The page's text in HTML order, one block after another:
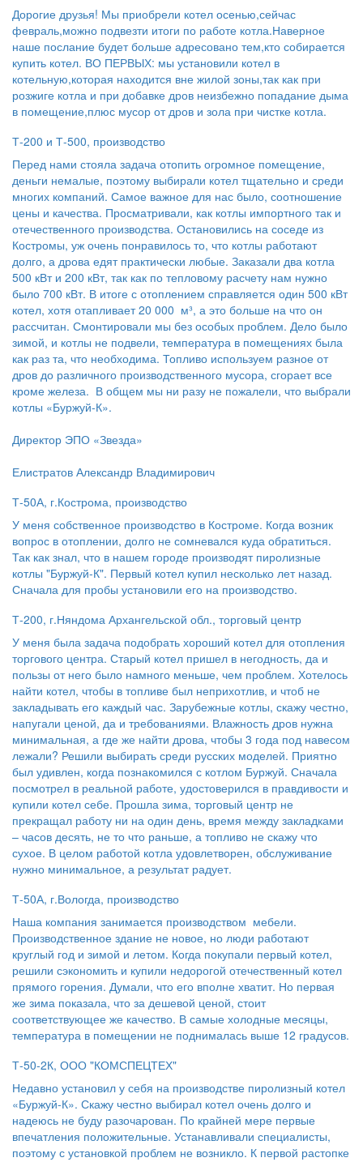
Дорогие друзья! Мы приобрели котел осенью,сейчас
февраль,можно подвезти итоги по работе котла.Наверное
наше послание будет больше адресовано тем,кто собирается
купить котел. ВО ПЕРВЫХ: мы установили котел в
котельную,которая находится вне жилой зоны,так как при
розжиге котла и при добавке дров неизбежно попадание дыма
в помещение,плюс мусор от дров и зола при чистке котла.
Т-200 и Т-500, производство
Перед нами стояла задача отопить огромное помещение,
деньги немалые, поэтому выбирали котел тщательно и среди
многих компаний. Самое важное для нас было, соотношение
цены и качества. Просматривали, как котлы импортного так и
отечественного производства. Остановились на соседе из
Костромы, уж очень понравилось то, что котлы работают
долго, а дрова едят практически любые. Заказали два котла
500 кВт и 200 кВт, так как по тепловому расчету нам нужно
было 700 кВт. В итоге с отоплением справляется один 500 кВт
котел, хотя отапливает 20 000 м³, а это больше на что он
рассчитан. Смонтировали мы без особых проблем. Дело было
зимой, и котлы не подвели, температура в помещениях была
как раз та, что необходима. Топливо используем разное от
дров до различного производственного мусора, сгорает все
кроме железа. В общем мы ни разу не пожалели, что выбрали
котлы «Буржуй-К».
Директор ЭПО «Звезда»
Елистратов Александр Владимирович
Т-50А, г.Кострома, производство
У меня собственное производство в Костроме. Когда возник
вопрос в отоплении, долго не сомневался куда обратиться.
Так как знал, что в нашем городе производят пиролизные
котлы "Буржуй-К". Первый котел купил несколько лет назад.
Сначала для пробы установили его на производство.
Т-200, г.Няндома Архангельской обл., торговый центр
У меня была задача подобрать хороший котел для отопления
торгового центра. Старый котел пришел в негодность, да и
пользы от него было намного меньше, чем проблем. Хотелось
найти котел, чтобы в топливе был неприхотлив, и чтоб не
закладывать его каждый час. Зарубежные котлы, скажу честно,
напугали ценой, да и требованиями. Влажность дров нужна
минимальная, а где же найти дрова, чтобы 3 года под навесом
лежали? Решили выбирать среди русских моделей. Приятно
был удивлен, когда познакомился с котлом Буржуй. Сначала
посмотрел в реальной работе, удостоверился в правдивости и
купили котел себе. Прошла зима, торговый центр не
прекращал работу ни на один день, время между закладками
– часов десять, не то что раньше, а топливо не скажу что
сухое. В целом работой котла удовлетворен, обслуживание
нужно минимальное, а результат радует.
Т-50А, г.Вологда, производство
Наша компания занимается производством мебели.
Производственное здание не новое, но люди работают
круглый год и зимой и летом. Когда покупали первый котел,
решили сэкономить и купили недорогой отечественный котел
прямого горения. Думали, что его вполне хватит. Но первая
же зима показала, что за дешевой ценой, стоит
соответствующее же качество. В самые холодные месяцы,
температура в помещении не поднималась выше 12 градусов.
Т-50-2К, ООО "КОМСПЕЦТЕХ"
Недавно установил у себя на производстве пиролизный котел
«Буржуй-К». Скажу честно выбирал котел очень долго и
надеюсь не буду разочарован. По крайней мере первые
впечатления положительные. Устанавливали специалисты,
поэтому с установкой проблем не возникло. К первой растопке